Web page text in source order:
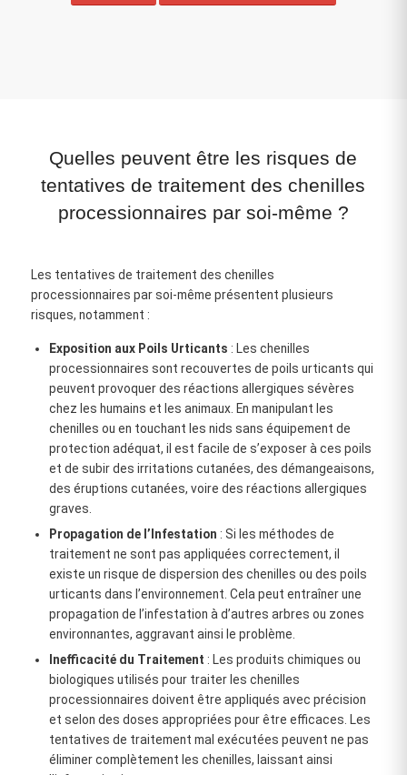
Quelles peuvent être les risques de
tentatives de traitement des chenilles
processionnaires par soi-même ?
Les tentatives de traitement des chenilles
processionnaires par soi-même présentent plusieurs
risques, notamment :
Exposition aux Poils Urticants : Les chenilles
processionnaires sont recouvertes de poils urticants qui
peuvent provoquer des réactions allergiques sévères
chez les humains et les animaux. En manipulant les
chenilles ou en touchant les nids sans équipement de
protection adéquat, il est facile de s’exposer à ces poils
et de subir des irritations cutanées, des démangeaisons,
des éruptions cutanées, voire des réactions allergiques
graves.
Propagation de l’Infestation : Si les méthodes de
traitement ne sont pas appliquées correctement, il
existe un risque de dispersion des chenilles ou des poils
urticants dans l’environnement. Cela peut entraîner une
propagation de l’infestation à d’autres arbres ou zones
environnantes, aggravant ainsi le problème.
Inefficacité du Traitement : Les produits chimiques ou
biologiques utilisés pour traiter les chenilles
processionnaires doivent être appliqués avec précision
et selon des doses appropriées pour être efficaces. Les
tentatives de traitement mal exécutées peuvent ne pas
éliminer complètement les chenilles, laissant ainsi